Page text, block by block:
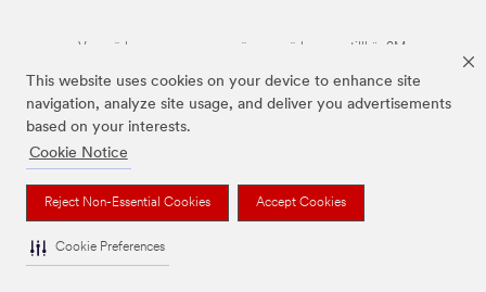
This website uses cookies on your device to enhance site
navigation, analyze site usage, and deliver you advertisements
based on your interests.
Cookie Notice
Reject Non-Essential Cookies Accept Cookies
Cookie Preferences
Varumärken som anges ovan är varumärken som tillhör 3M.